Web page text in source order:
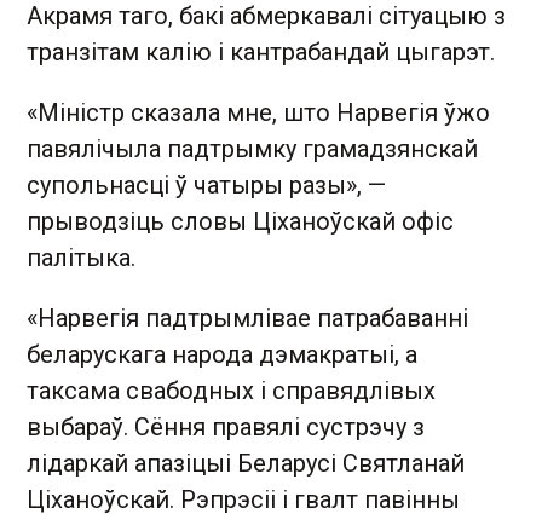
Акрамя таго, бакі абмеркавалі сітуацыю з
транзітам калію і кантрабандай цыгарэт.
«Міністр сказала мне, што Нарвегія ўжо
павялічыла падтрымку грамадзянскай
супольнасці ў чатыры разы», —
прыводзіць словы Ціханоўскай офіс
палітыка.
«Нарвегія падтрымлівае патрабаванні
беларускага народа дэмакратыі, а
таксама свабодных і справядлівых
выбараў. Сёння правялі сустрэчу з
лідаркай апазіцыі Беларусі Святланай
Ціханоўскай. Рэпрэсіі і гвалт павінны